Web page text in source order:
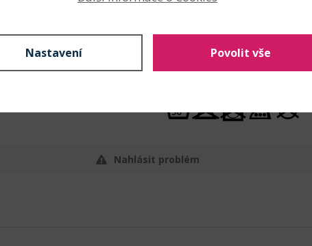
Údržba
Nahlásit problém
Nastavení Povolit vše